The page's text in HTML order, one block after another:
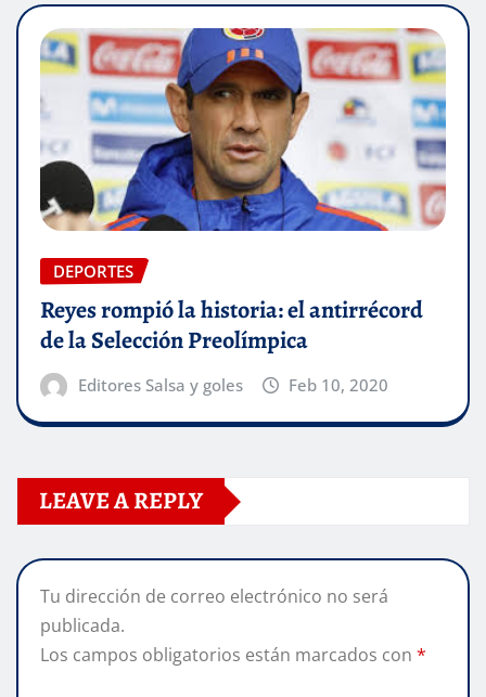
DEPORTES
Reyes rompió la historia: el antirrécord
de la Selección Preolímpica
Editores Salsa y goles Feb 10, 2020
LEAVE A REPLY
Tu dirección de correo electrónico no será
publicada.
Los campos obligatorios están marcados con *